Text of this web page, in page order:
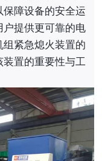
障设备的安全运
提供更可靠的电
紧急熄火装置的
置的重要性与工